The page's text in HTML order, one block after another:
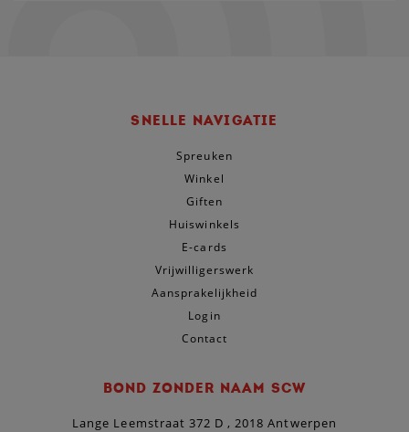
SNELLE NAVIGATIE
Spreuken
Winkel
Giften
Huiswinkels
E-cards
Vrijwilligerswerk
Aansprakelijkheid
Login
Contact
BOND ZONDER NAAM SCW
Lange Leemstraat 372 D , 2018 Antwerpen